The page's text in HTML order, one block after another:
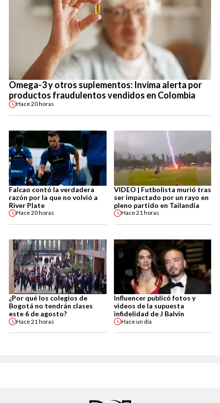
Omega-3 y otros suplementos: Invima alerta por
productos fraudulentos vendidos en Colombia
Hace20 horas
Falcao contó la verdadera
razón por la que no volvió a
River Plate
Hace20 horas
VIDEO | Futbolista murió tras
ser impactado por un rayo en
pleno partido en Tailandia
Hace21 horas
¿Por qué los colegios de
Bogotá no tendrán clases
este 6 de agosto?
Hace21 horas
Influencer publicó fotos y
videos de la supuesta
infidelidad de J Balvin
Haceun día